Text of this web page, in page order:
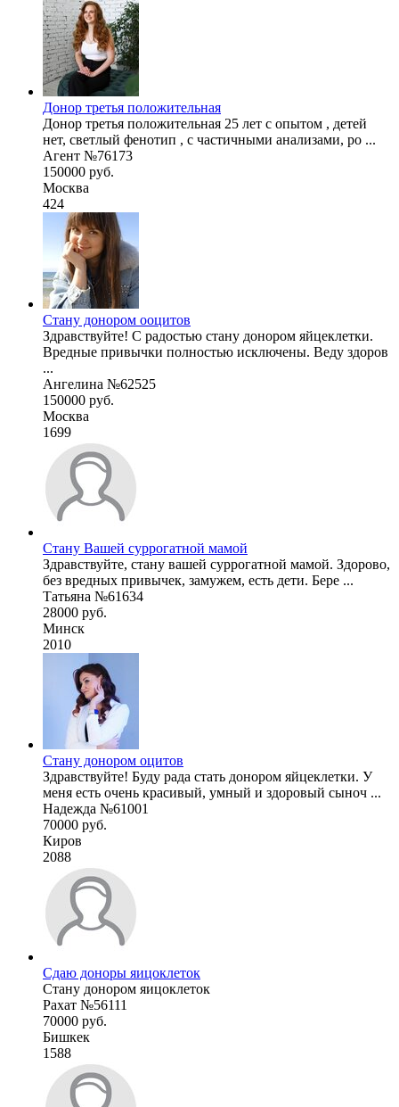
Донор третья положительная
Донор третья положительная 25 лет с опытом , детей
нет, светлый фенотип , с частичными анализами, ро ...
Агент №76173
150000 руб.
Москва
424
Стану донором ооцитов
Здравствуйте! С радостью стану донором яйцеклетки.
Вредные привычки полностью исключены. Веду здоров
...
Ангелина №62525
150000 руб.
Москва
1699
Стану Вашей суррогатной мамой
Здравствуйте, стану вашей суррогатной мамой. Здорово,
без вредных привычек, замужем, есть дети. Бере ...
Татьяна №61634
28000 руб.
Минск
2010
Стану донором оцитов
Здравствуйте! Буду рада стать донором яйцеклетки. У
меня есть очень красивый, умный и здоровый сыноч ...
Надежда №61001
70000 руб.
Киров
2088
Сдаю доноры яицоклеток
Стану донором яицоклеток
Рахат №56111
70000 руб.
Бишкек
1588